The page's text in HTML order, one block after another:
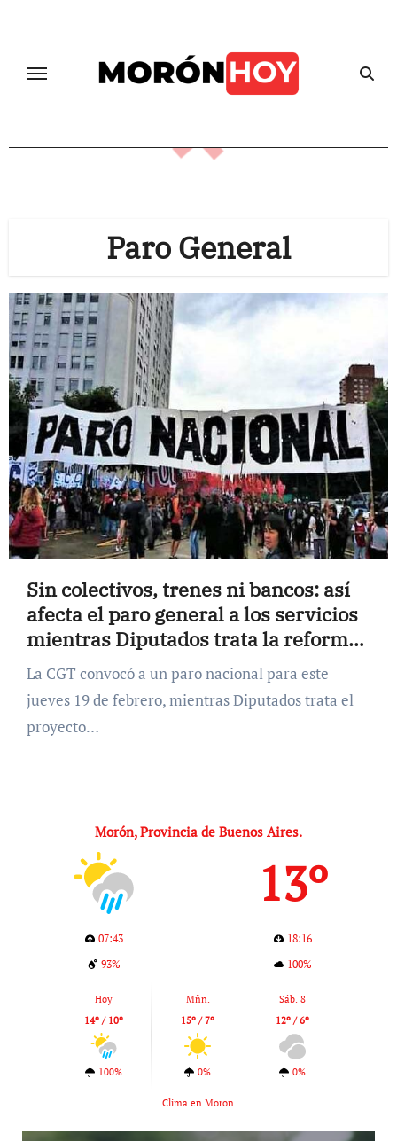
Paro General
Sin colectivos, trenes ni bancos: así
afecta el paro general a los servicios
mientras Diputados trata la reforma
laboral
La CGT convocó a un paro nacional para este
jueves 19 de febrero, mientras Diputados trata el
proyecto…
Morón, Provincia de Buenos Aires.
13º
07:43
18:16
93%
100%
Hoy
14º / 10º
100%
Mñn.
15º / 7º
0%
Sáb. 8
12º / 6º
0%
Clima en Moron